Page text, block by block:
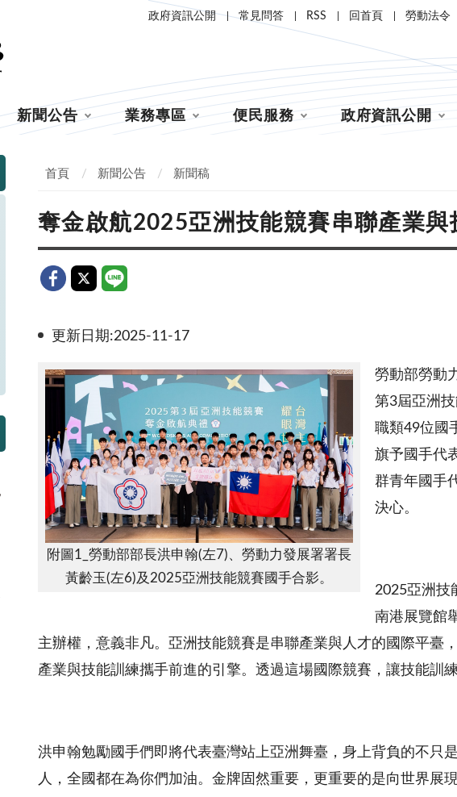
政府資訊公開 常見問答 RSS 回首頁 勞動法令
新聞公告 業務專區 便民服務 政府資訊公開
首頁 新聞公告 新聞稿
奪金啟航2025亞洲技能競賽串聯產業
更新日期:2025-11-17
附圖1_勞動部部長洪申翰(左7)、勞動力發展署署長
黃齡玉(左6)及2025亞洲技能競賽國手合影。
勞動部勞動
第3屆亞洲
職類49位國
旗予國手代
群青年國手
決心。
2025亞洲技
南港展覽館
主辦權，意義非凡。亞洲技能競賽是串聯產業與人才的國際平臺
產業與技能訓練攜手前進的引擎。透過這場國際競賽，讓技能訓
洪申翰勉勵國手們即將代表臺灣站上亞洲舞臺，身上背負的不只
人，全國都在為你們加油。金牌固然重要，更重要的是向世界展